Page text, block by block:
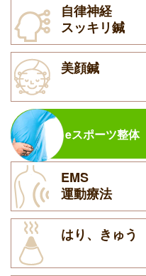
自律神経
スッキリ鍼
美顔鍼
eスポーツ整体
EMS
運動療法
はり、きゅう